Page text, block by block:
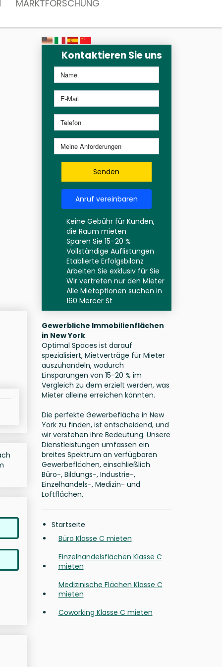
MARKTFORSCHUNG
Kontaktieren Sie uns
Senden
Anruf vereinbaren
Keine Gebühr für Kunden,
die Raum mieten
Sparen Sie 15–20 %
Vollständige Auflistungen
Etablierte Erfolgsbilanz
Arbeiten Sie exklusiv für Sie
Wir vertreten nur den Mieter
Alle Mietoptionen suchen in
160 Mercer St
Gewerbliche Immobilienflächen
in New York
Optimal Spaces ist darauf
spezialisiert, Mietverträge für Mieter
auszuhandeln, wodurch
Einsparungen von 15-20 % im
Vergleich zu dem erzielt werden, was
Mieter alleine erreichen könnten.
Die perfekte Gewerbefläche in New
York zu finden, ist entscheidend, und
wir verstehen ihre Bedeutung. Unsere
Dienstleistungen umfassen ein
breites Spektrum an verfügbaren
Gewerbeflächen, einschließlich
Büro-, Bildungs-, Industrie-,
Einzelhandels-, Medizin- und
Loftflächen.
Startseite
Büro Klasse C mieten
Einzelhandelsflächen Klasse C
mieten
Medizinische Flächen Klasse C
mieten
Coworking Klasse C mieten